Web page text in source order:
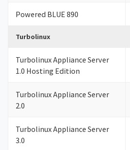
Powered BLUE 890
Turbolinux
Turbolinux Appliance Server
1.0 Hosting Edition
Turbolinux Appliance Server
2.0
Turbolinux Appliance Server
3.0